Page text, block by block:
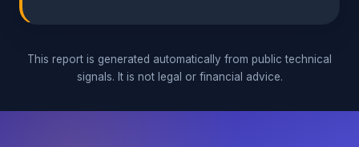
This report is generated automatically from public technical
signals. It is not legal or financial advice.